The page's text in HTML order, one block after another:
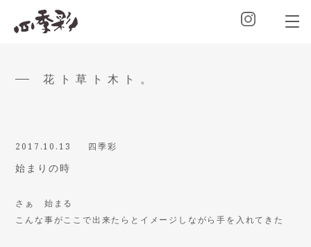
花ト草ト木ト。
2017.10.13 四季彩
始まりの時
さぁ 始まる
こんな事がここで出来たらとイメージしながら手を入れてきた